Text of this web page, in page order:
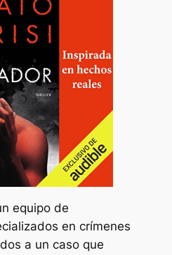
equipo de
en crímenes
a un caso que